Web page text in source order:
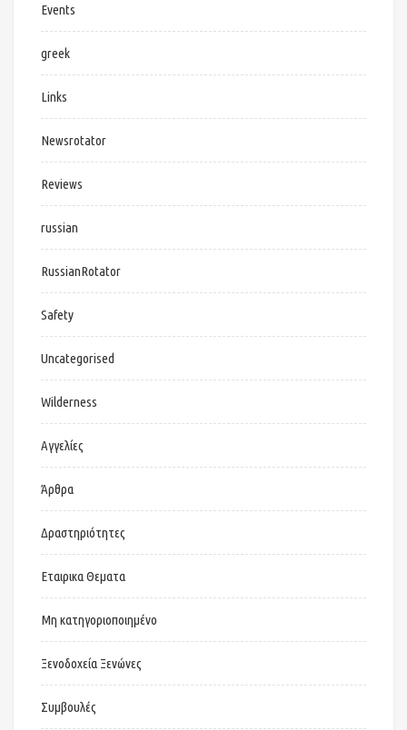
Events
greek
Links
Newsrotator
Reviews
russian
RussianRotator
Safety
Uncategorised
Wilderness
Αγγελίες
Άρθρα
Δραστηριότητες
Εταιρικα Θεματα
Μη κατηγοριοποιημένο
Ξενοδοχεία Ξενώνες
Συμβουλές